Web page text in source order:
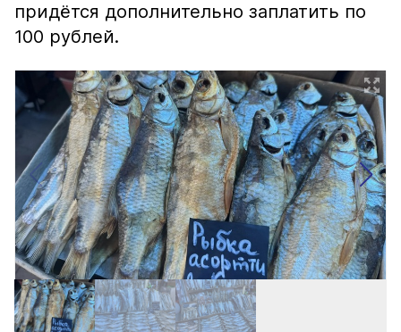
придётся дополнительно заплатить по
100 рублей.